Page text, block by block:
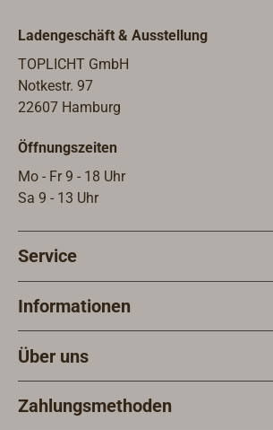
Ladengeschäft & Ausstellung
TOPLICHT GmbH
Notkestr. 97
22607 Hamburg
Öffnungszeiten
Mo - Fr 9 - 18 Uhr
Sa 9 - 13 Uhr
Service
Informationen
Über uns
Zahlungsmethoden